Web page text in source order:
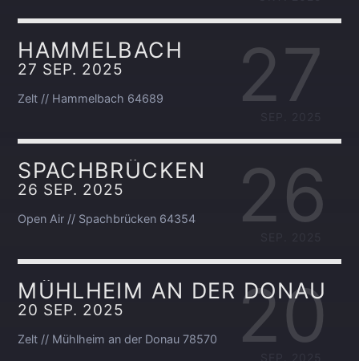
27
HAMMELBACH
27 SEP. 2025
Zelt // Hammelbach 64689
26
SPACHBRÜCKEN
26 SEP. 2025
Open Air // Spachbrücken 64354
20
MÜHLHEIM AN DER DONAU
20 SEP. 2025
Zelt // Mühlheim an der Donau 78570